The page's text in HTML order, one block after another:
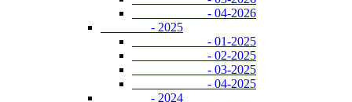
- 04-2026
- 2025
- 01-2025
- 02-2025
- 03-2025
- 04-2025
- 2024